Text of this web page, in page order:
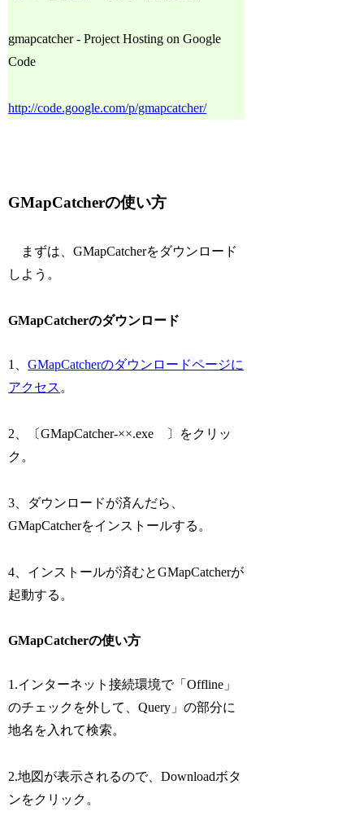
gmapcatcher - Project Hosting on Google
Code
http://code.google.com/p/gmapcatcher/
GMapCatcherの使い方
まずは、GMapCatcherをダウンロード
しよう。
GMapCatcherのダウンロード
1、GMapCatcherのダウンロードページに
アクセス 。
2、〔GMapCatcher-××.exe 〕をクリッ
ク。
3、ダウンロードが済んだら、
GMapCatcherをインストールする。
4、インストールが済むとGMapCatcherが
起動する。
GMapCatcherの使い方
1.インターネット接続環境で「Offline」
のチェックを外して、Query」の部分に
地名を入れて検索。
2.地図が表示されるので、Downloadボタ
ンをクリック。